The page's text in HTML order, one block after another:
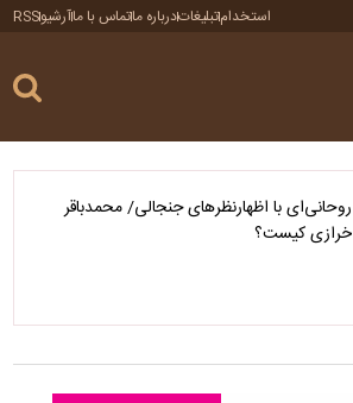
استخدامتبلیغاتدرباره ماتماس با ماآرشیوRSS
روحانی‌ای با اظهارنظرهای جنجالی/ محمدباقر
خرازی کیست؟